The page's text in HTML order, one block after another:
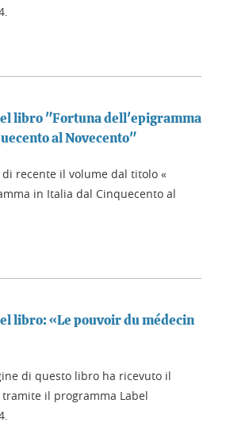
libro "Fortuna dell'epigramma
al Novecento"
recente il volume dal titolo «
in Italia dal Cinquecento al
libro: «Le pouvoir du médecin
di questo libro ha ricevuto il
il programma Label